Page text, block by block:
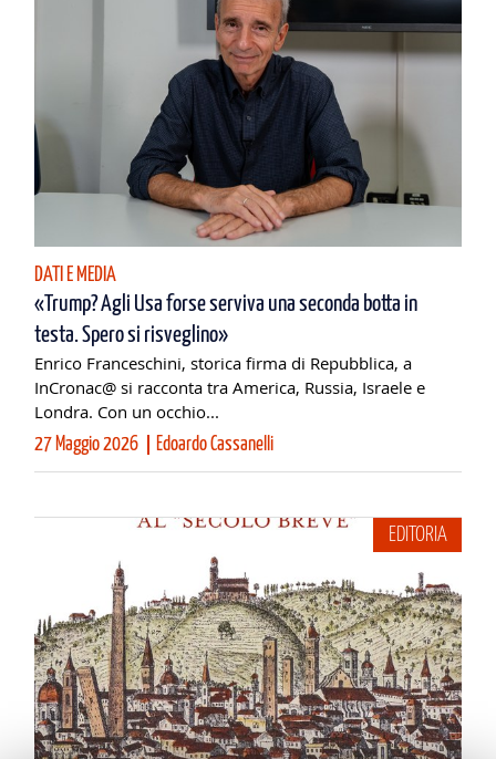
DATI E MEDIA
«Trump? Agli Usa forse serviva una seconda botta in
testa. Spero si risveglino»
Enrico Franceschini, storica firma di Repubblica, a
InCronac@ si racconta tra America, Russia, Israele e
Londra. Con un occhio...
27 Maggio 2026 Edoardo Cassanelli
EDITORIA